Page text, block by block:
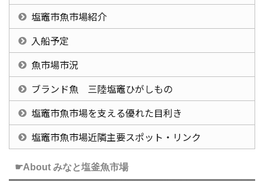
塩竈市魚市場紹介
入船予定
魚市場市況
ブランド魚 三陸塩竈ひがしもの
塩竈市魚市場を支える優れた目利き
塩竈市魚市場近隣主要スポット・リンク
☛About みなと塩釜魚市場